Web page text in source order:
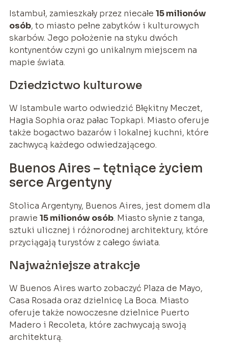
Istambuł, zamieszkały przez niecałe 15 milionów
osób, to miasto pełne zabytków i kulturowych
skarbów. Jego położenie na styku dwóch
kontynentów czyni go unikalnym miejscem na
mapie świata.
Dziedzictwo kulturowe
W Istambule warto odwiedzić Błękitny Meczet,
Hagia Sophia oraz pałac Topkapi. Miasto oferuje
także bogactwo bazarów i lokalnej kuchni, które
zachwycą każdego odwiedzającego.
Buenos Aires – tętniące życiem
serce Argentyny
Stolica Argentyny, Buenos Aires, jest domem dla
prawie 15 milionów osób. Miasto słynie z tanga,
sztuki ulicznej i różnorodnej architektury, które
przyciągają turystów z całego świata.
Najważniejsze atrakcje
W Buenos Aires warto zobaczyć Plaza de Mayo,
Casa Rosada oraz dzielnicę La Boca. Miasto
oferuje także nowoczesne dzielnice Puerto
Madero i Recoleta, które zachwycają swoją
architekturą.